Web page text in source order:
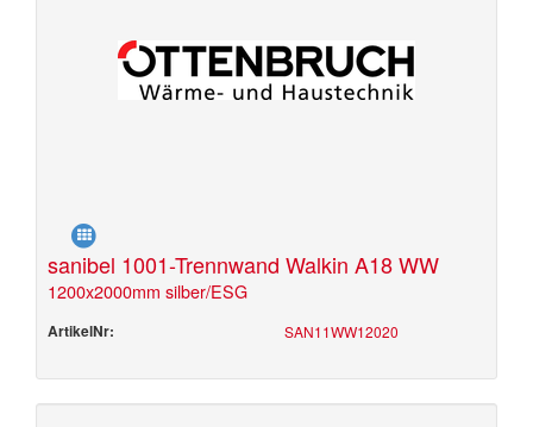
sanibel 1001-Trennwand Walkin A18 WW
1200x2000mm silber/ESG
ArtikelNr: SAN11WW12020